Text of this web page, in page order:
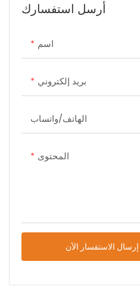
بالفيديو
أرسل استفسارك
اسم
بريد إلكتروني
الهاتف/واتساب
المحتوى
إرسال الاستفسار الآن